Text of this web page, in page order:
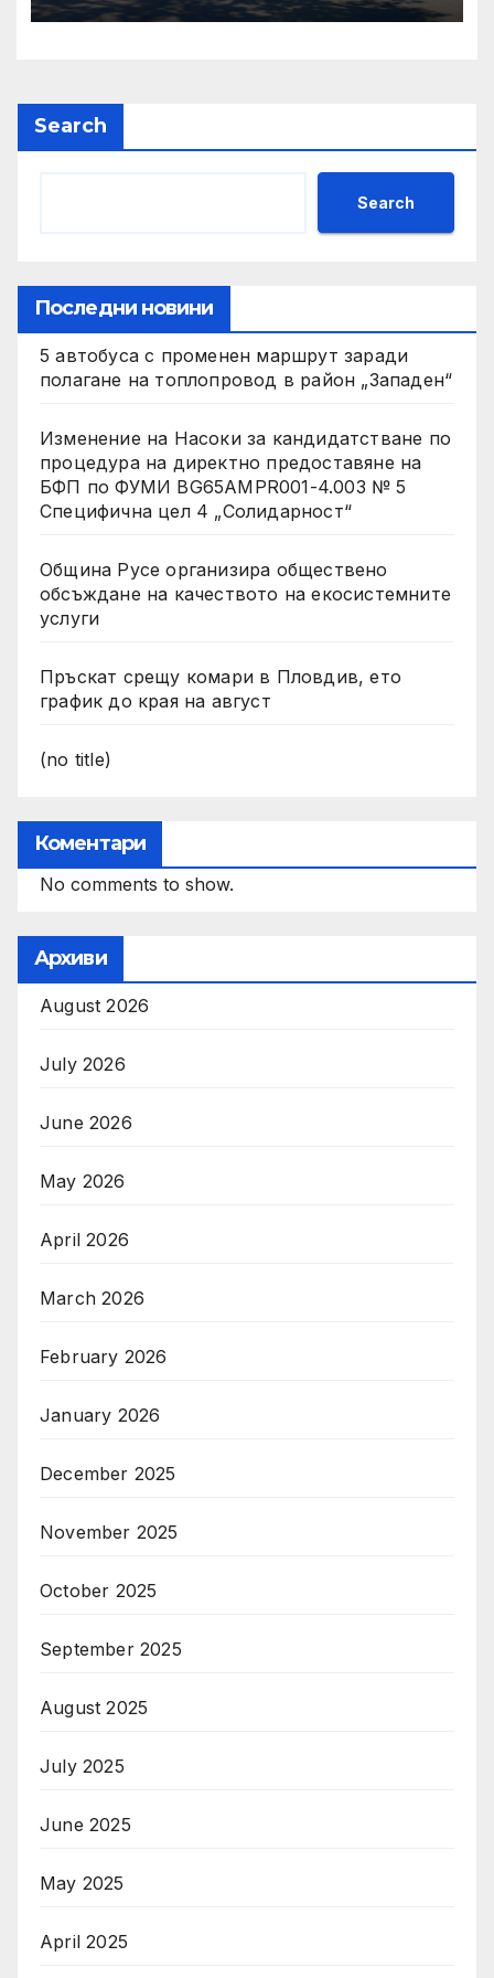
дейности
Search
Search
Последни новини
5 автобуса с променен маршрут заради
полагане на топлопровод в район „Западен“
Изменение на Насоки за кандидатстване по
процедура на директно предоставяне на
БФП по ФУМИ BG65AMPR001-4.003 № 5
Специфична цел 4 „Солидарност“
Община Русе организира обществено
обсъждане на качеството на екосистемните
услуги
Пръскат срещу комари в Пловдив, ето
график до края на август
(no title)
Коментари
No comments to show.
Архиви
August 2026
July 2026
June 2026
May 2026
April 2026
March 2026
February 2026
January 2026
December 2025
November 2025
October 2025
September 2025
August 2025
July 2025
June 2025
May 2025
April 2025